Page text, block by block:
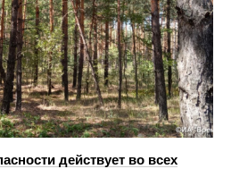
действует во всех